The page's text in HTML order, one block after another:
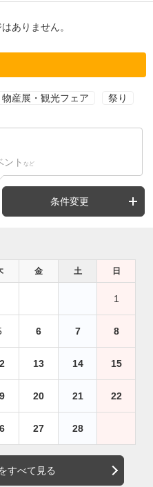
ありません。
物産展・観光フェア 祭り
ント など
条件変更
金 土 日
1
6 7 8
13 14 15
20 21 22
27 28
すべて見る